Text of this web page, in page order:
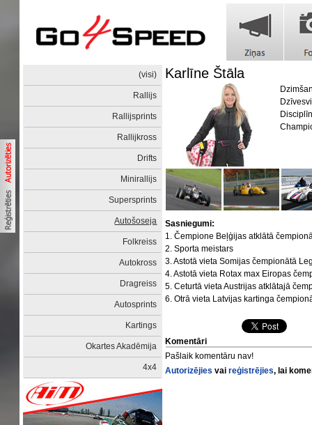
(visi)
Rallijs
Rallijsprints
Rallijkross
Drifts
Minirallijs
Supersprints
Autošoseja
Folkreiss
Autokross
Dragreiss
Autosprints
Kartings
Okartes Akadēmija
4x4
Karlīne Štāla
Sasniegumi:
1. Čempione Beļģijas atklātā
2. Sporta meistars
3. Astotā vieta Somijas čempionātā
4. Astotā vieta Rotax max Eiropas
5. Ceturtā vieta Austrijas atklātajā
6. Otrā vieta Latvijas kartinga
Komentāri
Pašlaik komentāru nav!
Autorizējies vaireģistrējies, lai